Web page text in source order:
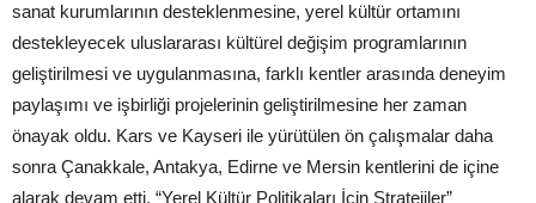
sanat kurumlarının desteklenmesine, yerel kültür ortamını
destekleyecek uluslararası kültürel değişim programlarının
geliştirilmesi ve uygulanmasına, farklı kentler arasında deneyim
paylaşımı ve işbirliği projelerinin geliştirilmesine her zaman
önayak oldu. Kars ve Kayseri ile yürütülen ön çalışmalar daha
sonra Çanakkale, Antakya, Edirne ve Mersin kentlerini de içine
alarak devam etti. “Yerel Kültür Politikaları İçin Stratejiler”